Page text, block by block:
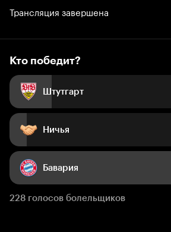
Трансляция завершена
Кто победит?
Штутгарт
Ничья
Бавария
228 голосов болельщиков